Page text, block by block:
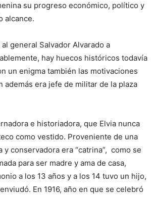
su progreso económico, político y
alcance.
general Salvador Alvarado a
hay huecos históricos todavía
un enigma también las motivaciones
además era jefe de militar de la plaza
e historiadora, que Elvia nunca
como vestido. Proveniente de una
y conservadora era “catrina”, como se
para ser madre y ama de casa,
a los 13 años y a los 14 tuvo un hijo,
En 1916, año en que se celebró